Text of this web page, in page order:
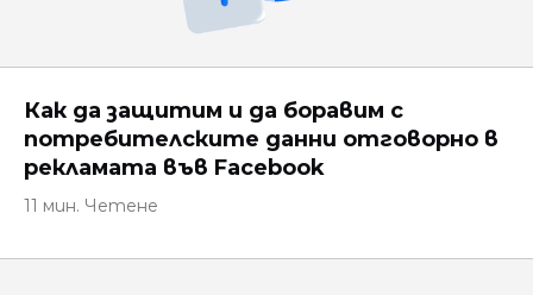
Как да защитим и да боравим с
потребителските данни отговорно в
рекламата във Facebook
11 мин. Четене